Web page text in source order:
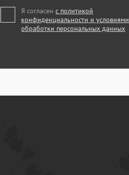
Я согласенс политикой
конфиденциальности и условиями
обработки персональных данных